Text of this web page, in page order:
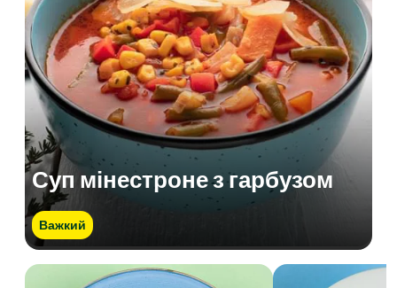
Суп мінестроне з гарбузом
Важкий